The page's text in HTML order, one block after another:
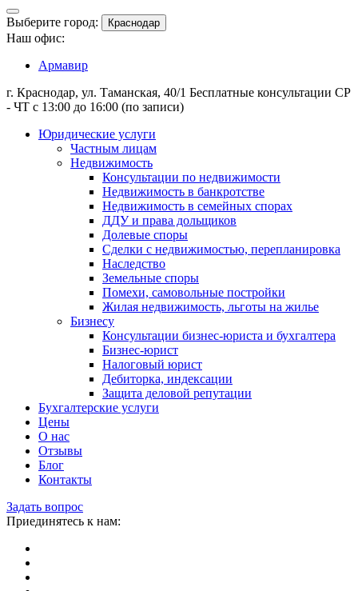
Выберите город: Краснодар
Наш офис:
Армавир
г. Краснодар, ул. Таманская, 40/1 Бесплатные консультации СР
- ЧТ с 13:00 до 16:00 (по записи)
Юридические услуги
Частным лицам
Недвижимость
Консультации по недвижимости
Недвижимость в банкротстве
Недвижимость в семейных спорах
ДДУ и права дольщиков
Долевые споры
Сделки с недвижимостью, перепланировка
Наследство
Земельные споры
Помехи, самовольные постройки
Жилая недвижимость, льготы на жилье
Бизнесу
Консультации бизнес-юриста и бухгалтера
Бизнес-юрист
Налоговый юрист
Дебиторка, индексации
Защита деловой репутации
Бухгалтерские услуги
Цены
О нас
Отзывы
Блог
Контакты
Задать вопрос
Приединятесь к нам: